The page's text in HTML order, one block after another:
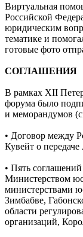
Виртуальная
Российской
юридическим
тематике и
готовые фото
СОГЛАШЕНИЯ
В рамках XII
форума было
и меморандумов
• Договор между
Кувейт о
• Пять
Министерством
министерствами
Зимбабве,
области
организаций,